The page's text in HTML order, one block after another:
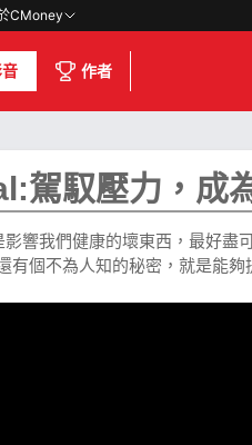
CMoney
作者
駕馭壓力，成
響我們健康的壞東西，最好盡
個不為人知的秘密，就是能